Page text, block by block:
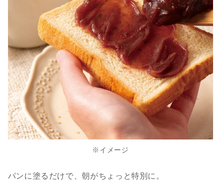
※イメージ
パンに塗るだけで、朝がちょっと特別に。